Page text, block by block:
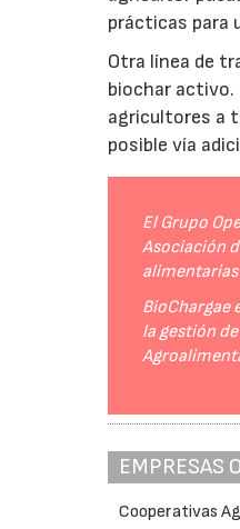
prácticas para
Otra línea de
biochar activo.
agricultores a
posible vía
El Grupo
Asociación
BioChargae
la gestión
EMPRESAS
Cooperativas